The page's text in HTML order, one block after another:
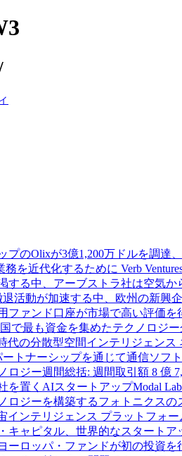
プのOlixが3億1,200万ドルを調達
務を近代化するために Verb
する中、アーブストラ社は空気か
活動が加速する中、欧州の新興
ファンド口座が市場で高い評価
で最も資金を集めたテクノロジー
代の分散型空間インテリジェン
トナーシップを通じて通信ソフ
ロジー週間総括: 週間取引額 8 億
を置くAIスタートアップModal
ロジーを構築するフォトニクスの
インテリジェンス プラットフォ
キャピタル、世界的なスタート
ーロッパ・ファンドが初の投資